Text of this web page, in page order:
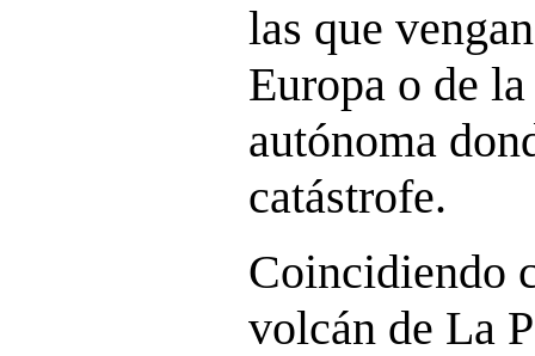
las que
Europa o de
autónoma
catástrofe.
Coincidiendo
volcán de La